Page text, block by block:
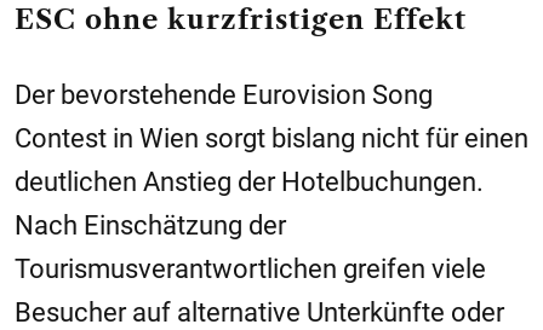
ESC ohne kurzfristigen Effekt
Der bevorstehende Eurovision Song
Contest in Wien sorgt bislang nicht für einen
deutlichen Anstieg der Hotelbuchungen.
Nach Einschätzung der
Tourismusverantwortlichen greifen viele
Besucher auf alternative Unterkünfte oder